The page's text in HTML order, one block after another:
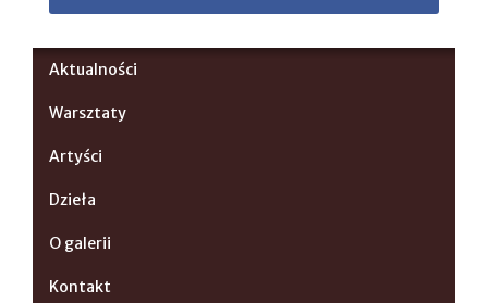
Aktualności
Warsztaty
Artyści
Dzieła
O galerii
Kontakt